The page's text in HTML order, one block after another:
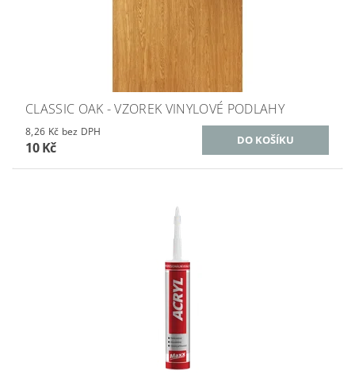
CLASSIC OAK - VZOREK VINYLOVÉ PODLAHY
8,26 Kč bez DPH
10 Kč